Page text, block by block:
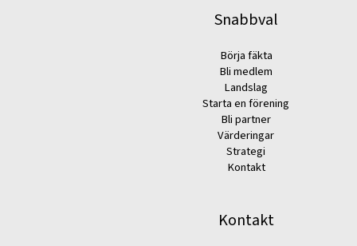
Snabbval
Börja fäkta
Bli medlem
Landslag
Starta en förening
Bli partner
Värderingar
Strategi
Kontakt
Kontakt